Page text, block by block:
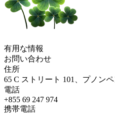
有用な情報
お問い合わせ
住所
65 C ストリート 101、プノン
電話
+855 69 247 974
携帯電話